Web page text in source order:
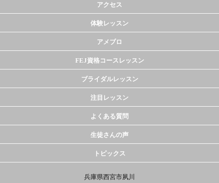
アクセス
体験レッスン
アメブロ
FEJ資格コースレッスン
ブライダルレッスン
注目レッスン
よくある質問
生徒さんの声
トピックス
兵庫県西宮市夙川